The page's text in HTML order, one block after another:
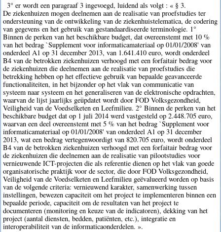
3° er wordt een paragraaf 3 ingevoegd, luidend als volgt : « § 3.
De ziekenhuizen mogen deelnemen aan de realisatie van proefstudies ter
ondersteuning van de ontwikkeling van de ziekenhuistelematica, de codering
van gegevens en het gebruik van gestandaardiseerde terminologie. 1°
Binnen de perken van het beschikbare budget, dat overeenstemt met 10 %
van het bedrag `Supplement voor informaticamateriaal op 01/01/2008' van
onderdeel A1 op 31 december 2013, van 1.641.410 euro, wordt onderdeel
B4 van de betrokken ziekenhuizen verhoogd met een forfaitair bedrag voor
de ziekenhuizen die deelnemen aan de realisatie van proefstudies die
betrekking hebben op het effectieve gebruik van bepaalde geavanceerde
functionaliteiten, in het bijzonder op het vlak van communicatie van
systeem naar systeem en het generaliseren van de elektronische opdrachten,
waarvan de lijst jaarlijks geüpdatet wordt door FOD Volksgezondheid,
Veiligheid van de Voedselketen en Leefmilieu. 2° Binnen de perken van het
beschikbare budget dat op 1 juli 2014 werd vastgesteld op 2.448.705 euro,
waarvan een deel overeenstemt met 5 % van het bedrag `Supplement voor
informaticamateriaal op 01/01/2008' van onderdeel A1 op 31 december
2013, wat een bedrag vertegenwoordigt van 820.705 euro, wordt onderdeel
B4 van de betrokken ziekenhuizen verhoogd met een forfaitair bedrag voor
de ziekenhuizen die deelnemen aan de realisatie van pilootstudies voor
vernieuwende ICT-projecten die als referentie dienen op het vlak van goede
organisatorische praktijk voor de sector, die door FOD Volksgezondheid,
Veiligheid van de Voedselketen en Leefmilieu geëvalueerd worden op basis
van de volgende criteria: vernieuwend karakter, samenwerking tussen
instellingen, bewezen capaciteit om het project te implementeren binnen een
bepaalde periode, capaciteit om de resultaten van het project te
documenteren (monitoring en keuze van de indicatoren), dekking van het
project (aantal diensten, bedden, patiënten, etc.), integratie en
interoperabiliteit van de informaticaonderdelen. ».